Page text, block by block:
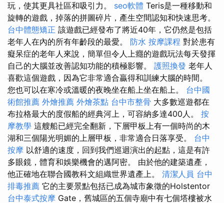
玩，使其更具社區和吸引力。 seo軟體 Teris是一種移動和
旋轉的遊戲，掉落的拼圖碎片，產生空間認知和快速思考。
台中體態矯正 該遊戲已經發布了將近40年，它仍然是包括
老年人在內的所有年齡段的最愛。 防水 按摩課程 對於患有
癡呆症的老年人來說，簡單但令人上癮的遊戲玩法每天發揮
自己的大腦並改善認知功能的積極影響。 護照換發 老年人
喜歡這個遊戲，因為它非常適合贏得和訓練大腦的時間。
您也可以在寒冷或溫暖的夜晚坐在船上坐在船上。 台中國
術館推薦 外燴推薦 外燴茶點 台中市整骨 大多數巡遊都在
布拉格最大的度假船的經典河上，可容納多達400人。 按
摩教學 這艘船已經完全翻新，下層甲板上有一個時尚的木
湖和三個陽光明媚的上層甲板，非常適合日落享受。 台中
按摩 以舒適的速度，回到我們巡迴演出的起點，這是有許
多眼鏡，體育和娛樂機會的邁阿密。 由於他的建築遺產，
他正確地在聯合國教科文組織世界遺產上。 清潔人員 台中
排毒推薦 它的主要景點包括已成為城市象徵的Holstentor
台中泰式按摩 Gate，舊城區的五個寺廟中有七個塔樓被水